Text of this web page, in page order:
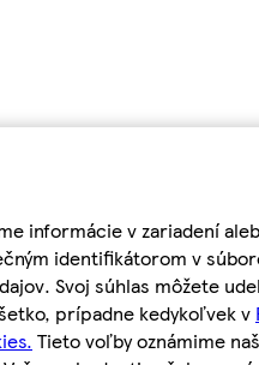
informácie v zariadení
identifikátorom v
Svoj súhlas môžete
prípadne kedykoľvek v
Tieto voľby oznámime